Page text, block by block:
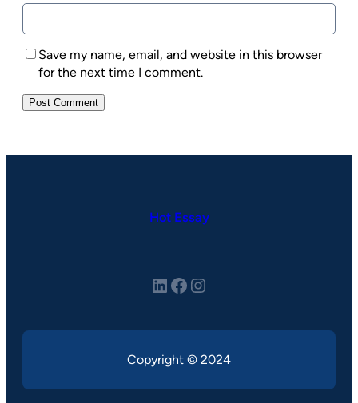
Save my name, email, and website in this browser
for the next time I comment.
Hot Essay
LinkedIn Facebook Instagram
Copyright © 2024